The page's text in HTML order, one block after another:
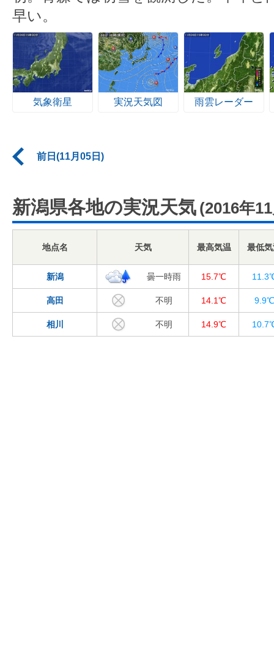
早い。
気象衛星 実況天気図 雨雲レーダー
前日(11月05日)
新潟県各地の実況天気 (2016年
地点名 天気 最高気温 最低
新潟 曇一時雨 15.7℃
高田 不明 14.1℃ 9.9℃
相川 不明 14.9℃